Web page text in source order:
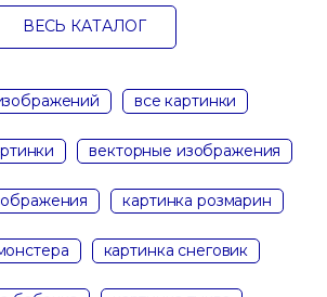
ВЕСЬ КАТАЛОГ
все картинки
векторные изображения
картинка розмарин
картинка снеговик